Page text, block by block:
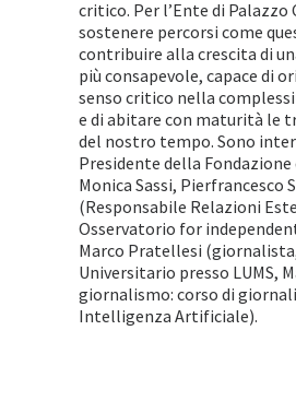
critico. Per l’Ente di Palazzo
sostenere percorsi come
contribuire alla crescita di
più consapevole, capace di
senso critico nella
e di abitare con maturità le
del nostro tempo. Sono
Presidente della
Monica Sassi, Pierfrancesco
(Responsabile Relazioni
Osservatorio for
Marco Pratellesi
Universitario presso LUMS,
giornalismo: corso di
Intelligenza Artificiale).